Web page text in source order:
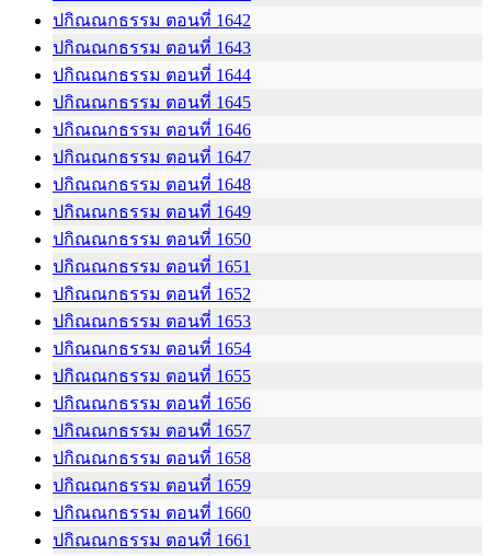
ปกิณณกธรรม ตอนที่ 1642
ปกิณณกธรรม ตอนที่ 1643
ปกิณณกธรรม ตอนที่ 1644
ปกิณณกธรรม ตอนที่ 1645
ปกิณณกธรรม ตอนที่ 1646
ปกิณณกธรรม ตอนที่ 1647
ปกิณณกธรรม ตอนที่ 1648
ปกิณณกธรรม ตอนที่ 1649
ปกิณณกธรรม ตอนที่ 1650
ปกิณณกธรรม ตอนที่ 1651
ปกิณณกธรรม ตอนที่ 1652
ปกิณณกธรรม ตอนที่ 1653
ปกิณณกธรรม ตอนที่ 1654
ปกิณณกธรรม ตอนที่ 1655
ปกิณณกธรรม ตอนที่ 1656
ปกิณณกธรรม ตอนที่ 1657
ปกิณณกธรรม ตอนที่ 1658
ปกิณณกธรรม ตอนที่ 1659
ปกิณณกธรรม ตอนที่ 1660
ปกิณณกธรรม ตอนที่ 1661